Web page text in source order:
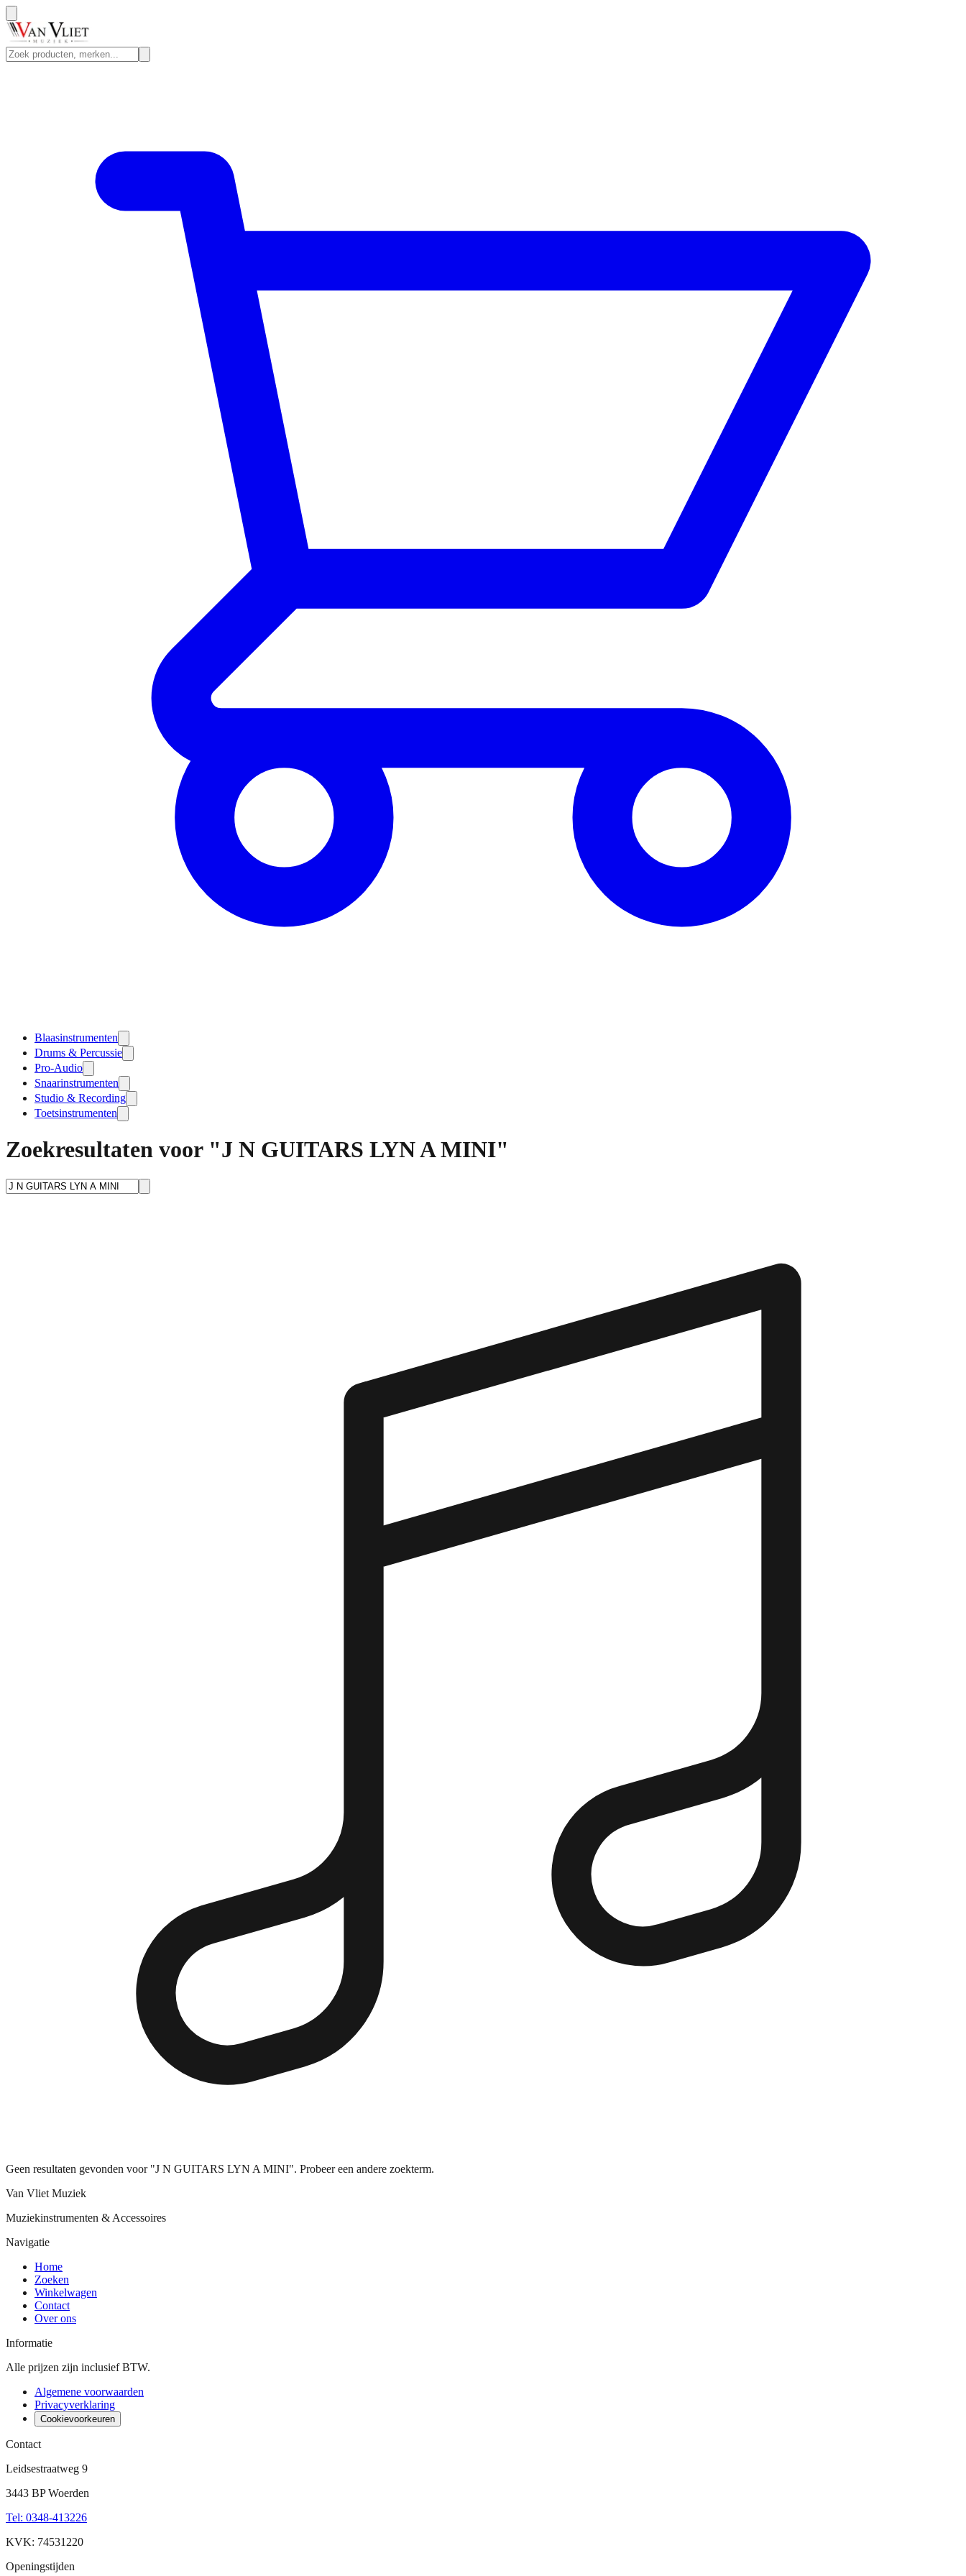
Blaasinstrumenten
Drums & Percussie
Pro-Audio
Snaarinstrumenten
Studio & Recording
Toetsinstrumenten
Zoekresultaten voor "J N GUITARS LYN A MINI"
Geen resultaten gevonden voor "J N GUITARS LYN A MINI". Probeer een andere zoekterm.
Van Vliet Muziek
Muziekinstrumenten & Accessoires
Navigatie
Home
Zoeken
Winkelwagen
Contact
Over ons
Informatie
Alle prijzen zijn inclusief BTW.
Algemene voorwaarden
Privacyverklaring
Cookievoorkeuren
Contact
Leidsestraatweg 9
3443 BP Woerden
Tel: 0348-413226
KVK: 74531220
Openingstijden